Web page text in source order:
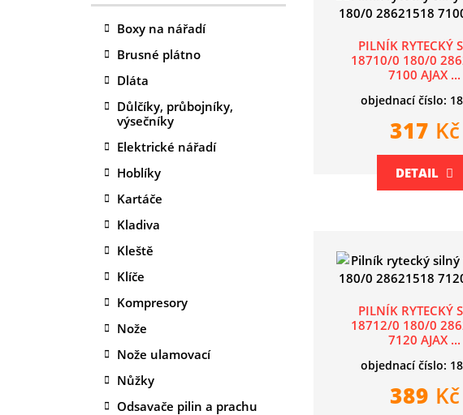
PILNÍK RYTECKÝ
18710/0 180/0
7100 AJAX ...
objednací číslo:
317 Kč
DETAIL
PILNÍK RYTECKÝ
18712/0 180/0
7120 AJAX ...
objednací číslo:
389 Kč
Boxy na nářadí
Brusné plátno
Dláta
Důlčíky, průbojníky,
výsečníky
Elektrické nářadí
Hoblíky
Kartáče
Kladiva
Kleště
Klíče
Kompresory
Nože
Nože ulamovací
Nůžky
Odsavače pilin a prachu